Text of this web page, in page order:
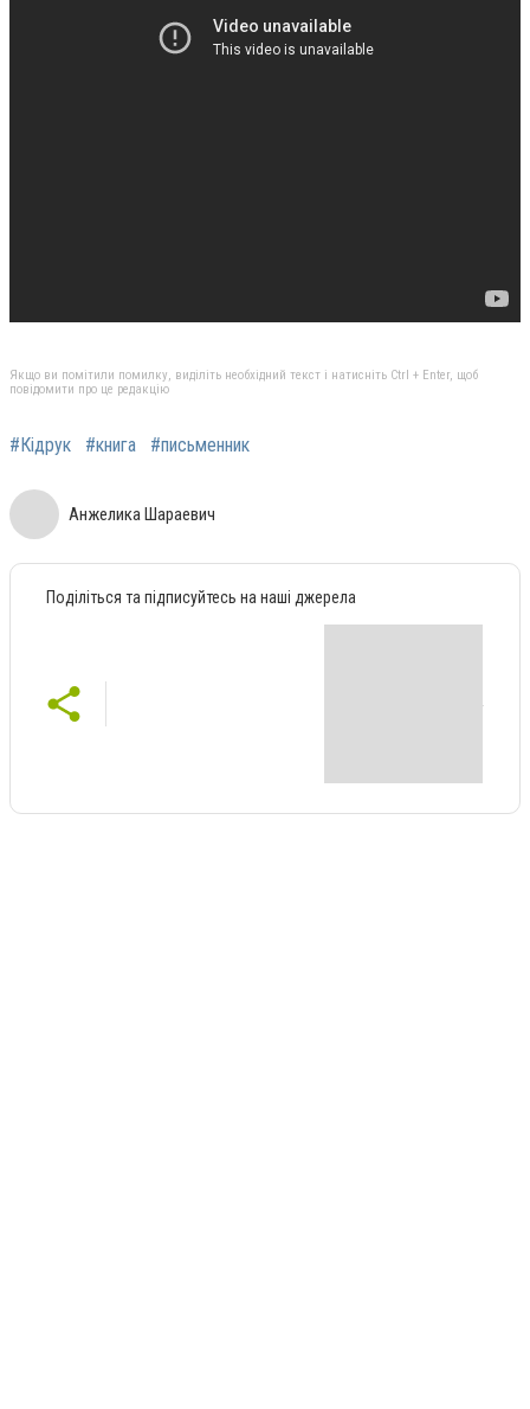
Якщо ви помітили помилку, виділіть необхідний текст і натисніть Ctrl + Enter, щоб
повідомити про це редакцію
#Кідрук #книга #письменник
Анжелика Шараевич
Поділіться та підписуйтесь на наші джерела